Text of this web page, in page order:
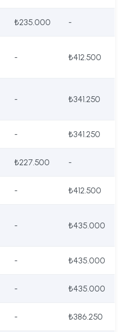
₺235.000 -
- ₺412.500
- ₺341.250
- ₺341.250
₺227.500 -
- ₺412.500
- ₺435.000
- ₺435.000
- ₺435.000
- ₺386.250